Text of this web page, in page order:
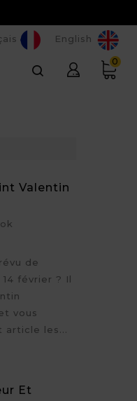
0
English
Valentin
de
février ? Il
vous
article les...
Et